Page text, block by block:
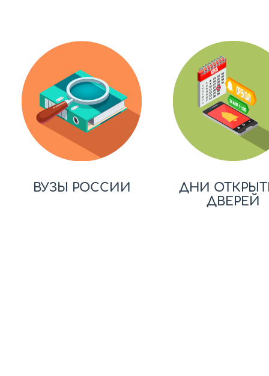
ВУЗЫ РОССИИ
ДНИ
ДВЕРЕЙ